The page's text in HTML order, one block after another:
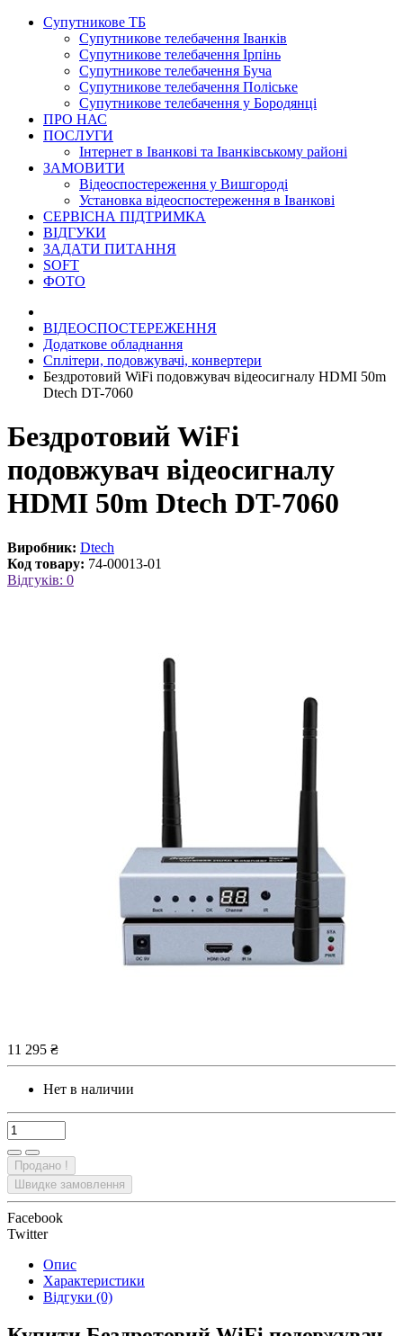
Супутникове ТБ
Супутникове телебачення Іванків
Супутникове телебачення Ірпінь
Супутникове телебачення Буча
Супутникове телебачення Поліське
Супутникове телебачення у Бородянці
ПРО НАС
ПОСЛУГИ
Інтернет в Іванкові та Іванківському районі
ЗАМОВИТИ
Відеоспостереження у Вишгороді
Установка відеоспостереження в Іванкові
СЕРВІСНА ПІДТРИМКА
ВІДГУКИ
ЗАДАТИ ПИТАННЯ
SOFT
ФОТО
ВІДЕОСПОСТЕРЕЖЕННЯ
Додаткове обладнання
Сплітери, подовжувачі, конвертери
Бездротовий WiFi подовжувач відеосигналу HDMI 50m
Dtech DT-7060
Бездротовий WiFi
подовжувач відеосигналу
HDMI 50m Dtech DT-7060
Виробник: Dtech
Код товару: 74-00013-01
Відгуків: 0
11 295 ₴
Нет в наличии
Продано !
Швидке замовлення
Facebook
Twitter
Опис
Характеристики
Відгуки (0)